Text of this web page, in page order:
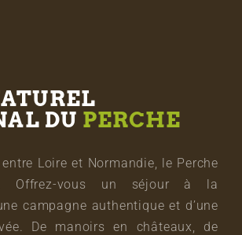
DU PERCHE
Loire et Normandie, le Perche
Offrez-vous un séjour à la
campagne authentique et d’une
De manoirs en châteaux, de